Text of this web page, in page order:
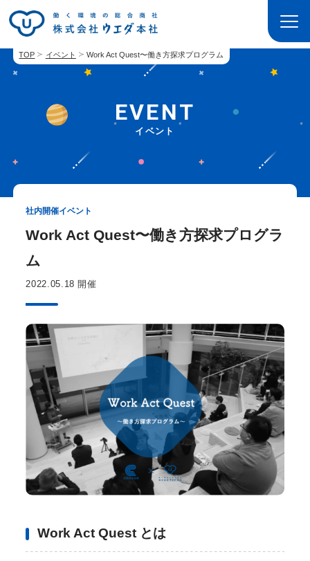
TOP イベント Work Act Quest〜働き方探求プログラム
EVENT
イベント
社内開催イベント
Work Act Quest〜働き方探求プログラ
ム
2022.05.18 開催
Work Act Quest とは